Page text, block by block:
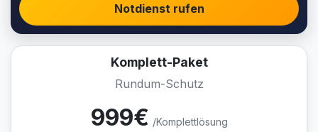
Notdienst rufen
Komplett-Paket
Rundum-Schutz
999€ /Komplettlösung